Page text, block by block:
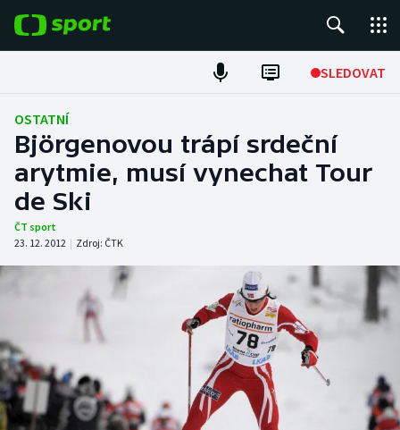
SLEDOVAT
Fotbal
Hokej
Tenis
Atletika
Cyklistika
DALŠÍ SPORTY
Americký fotbal
Baseball a softbal
NEPŘEHLÉDNĚTE
Soutěže
OSTATNÍ
Björgenovou trápí srdeční
arytmie, musí vynechat Tour
de Ski
ČT sport
23. 12. 2012 | Zdroj: ČTK